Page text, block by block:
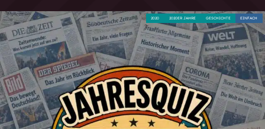
EINFACH
GESCHICHTE
2020ER JAHRE
2020